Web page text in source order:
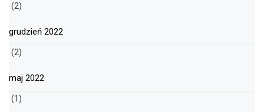
(2)
grudzień 2022
(2)
maj 2022
(1)